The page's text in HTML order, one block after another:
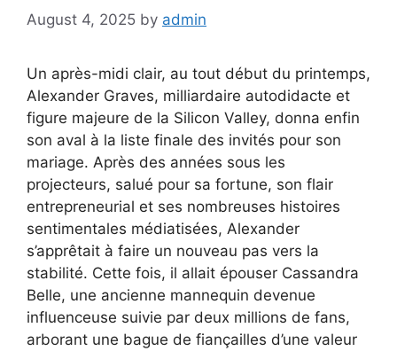
August 4, 2025 by admin
Un après-midi clair, au tout début du printemps,
Alexander Graves, milliardaire autodidacte et
figure majeure de la Silicon Valley, donna enfin
son aval à la liste finale des invités pour son
mariage. Après des années sous les
projecteurs, salué pour sa fortune, son flair
entrepreneurial et ses nombreuses histoires
sentimentales médiatisées, Alexander
s’apprêtait à faire un nouveau pas vers la
stabilité. Cette fois, il allait épouser Cassandra
Belle, une ancienne mannequin devenue
influenceuse suivie par deux millions de fans,
arborant une bague de fiançailles d’une valeur